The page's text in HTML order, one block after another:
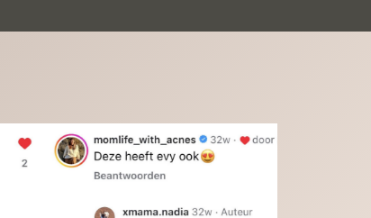
doen, het is het waard.